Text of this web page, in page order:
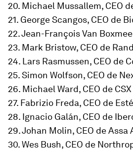
20. Michael Mussallem, CEO
21. George Scangos, CEO de
22. Jean-François Van
23. Mark Bristow, CEO de
24. Lars Rasmussen, CEO de
25. Simon Wolfson, CEO de
26. Michael Ward, CEO de CSX
27. Fabrizio Freda, CEO de
28. Ignacio Galán, CEO de
29. Johan Molin, CEO de Assa
30. Wes Bush, CEO de